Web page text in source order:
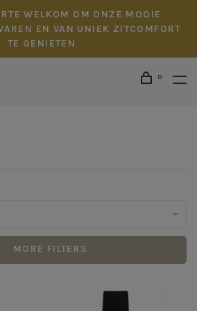
WELKOM OM ONZE MOOIE
EN VAN UNIEK ZITCOMFORT
TE GENIETEN
0
MORE FILTERS